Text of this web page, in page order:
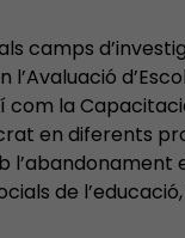
camps
l’Avaluació
com la
en diferents
l’abandonament
de l’educació,